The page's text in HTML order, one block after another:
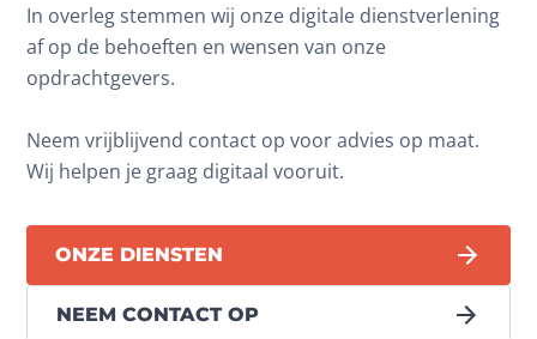
In overleg stemmen wij onze digitale dienstverlening
af op de behoeften en wensen van onze
opdrachtgevers.
Neem vrijblijvend contact op voor advies op maat.
Wij helpen je graag digitaal vooruit.
ONZE DIENSTEN
NEEM CONTACT OP